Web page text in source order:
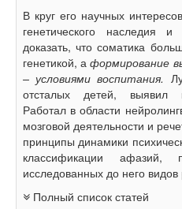
В круг его научных
генетического наследия
доказать, что соматика
генетикой, аформирование
– условиями воспитания.
отсталых детей, выявил
Работал в области
мозговой деятельности и
принципы динамики
классификации афазий,
исследованных до него
Полный список статей